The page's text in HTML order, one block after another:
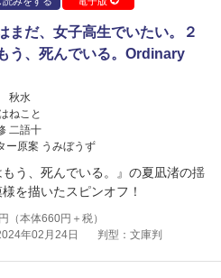
まだ、女子高生でいたい。２
う、死んでいる。Ordinary
秋水
ねこと
二語十
ー原案 うみぼうず
もう、死んでいる。』の夏凪渚の揺
を描いたスピンオフ！
円（本体660円＋税）
年02月24日
判型：文庫判